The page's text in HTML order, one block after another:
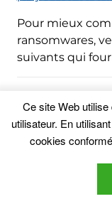
Pour mieux
ransomwares,
suivants qui
de
et les malwares
de
qu'aux
Comment
Ce site Web
utilisateur. En
cookies